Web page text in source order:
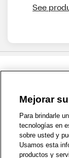
See
1-800-679-9691 |
Política de
Zona
Mejorar
Para brindarle
tecnologías en
sobre usted y
Usamos esta
productos y